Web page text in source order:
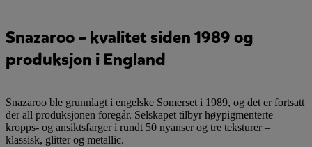
Snazaroo – kvalitet siden 1989 og
produksjon i England
Snazaroo ble grunnlagt i engelske Somerset i 1989, og det er fortsatt
der all produksjonen foregår. Selskapet tilbyr høypigmenterte
kropps- og ansiktsfarger i rundt 50 nyanser og tre teksturer –
klassisk, glitter og metallic.